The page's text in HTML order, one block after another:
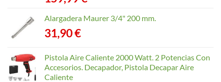
Alargadera Maurer 3/4" 200 mm.
31,90€
Pistola Aire Caliente 2000 Watt. 2 Potencias Con
Accesorios. Decapador, Pistola Decapar Aire
Caliente